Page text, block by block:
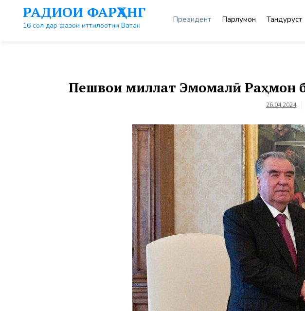
контенту
РАДИОИ ФАРҲАНГ
16 сол дар фазои иттилоотии Ватан
Президент Парлумон Тандурустӣ
Пешвои миллат Эмомалӣ Раҳмон
26.04.2024